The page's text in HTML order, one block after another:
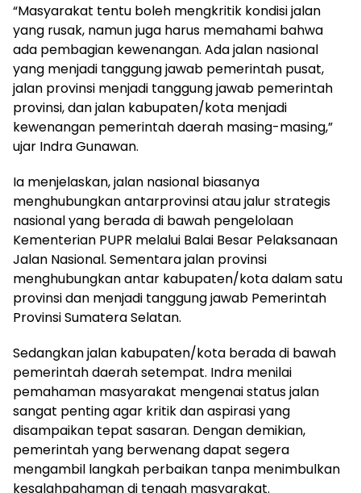
“Masyarakat tentu boleh mengkritik kondisi jalan
yang rusak, namun juga harus memahami bahwa
ada pembagian kewenangan. Ada jalan nasional
yang menjadi tanggung jawab pemerintah pusat,
jalan provinsi menjadi tanggung jawab pemerintah
provinsi, dan jalan kabupaten/kota menjadi
kewenangan pemerintah daerah masing-masing,”
ujar Indra Gunawan.
Ia menjelaskan, jalan nasional biasanya
menghubungkan antarprovinsi atau jalur strategis
nasional yang berada di bawah pengelolaan
Kementerian PUPR melalui Balai Besar Pelaksanaan
Jalan Nasional. Sementara jalan provinsi
menghubungkan antar kabupaten/kota dalam satu
provinsi dan menjadi tanggung jawab Pemerintah
Provinsi Sumatera Selatan.
Sedangkan jalan kabupaten/kota berada di bawah
pemerintah daerah setempat. Indra menilai
pemahaman masyarakat mengenai status jalan
sangat penting agar kritik dan aspirasi yang
disampaikan tepat sasaran. Dengan demikian,
pemerintah yang berwenang dapat segera
mengambil langkah perbaikan tanpa menimbulkan
kesalahpahaman di tengah masyarakat.